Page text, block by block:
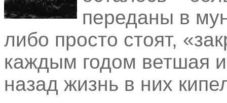
переданы в
либо просто стоят,
каждым годом ветшая
назад жизнь в них